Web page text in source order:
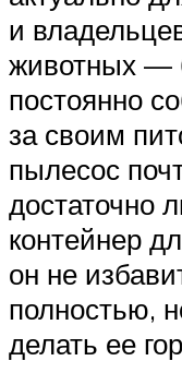
и
животных —
постоянно
за своим
пылесос
достаточно
контейнер
он не
полностью,
делать ее